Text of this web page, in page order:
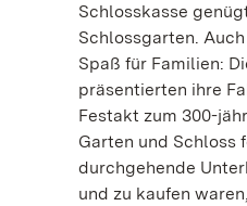
Schlosskasse
Schlossgarten.
Spaß für Familien:
präsentierten ihre
Festakt zum 300-
Garten und Schloss
durchgehende
und zu kaufen